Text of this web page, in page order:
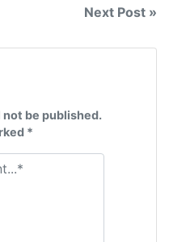
Next Post »
not be published.
*